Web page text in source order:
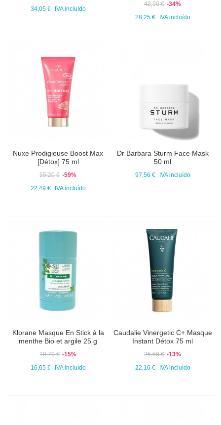
34,05 €
IVA incluído
42,90 € -34%
28,25 €
IVA incluído
Nuxe Prodigieuse Boost Max
[Détox] 75 ml
55,20 € -59%
22,49 €
IVA incluído
Dr Barbara Sturm Face Mask
50 ml
97,56 € IVA incluído
Klorane Masque En Stick à la
menthe Bio et argile 25 g
19,70 € -15%
16,65 €
IVA incluído
Caudalie Vinergetic C+ Masque
Instant Détox 75 ml
25,58 € -13%
22,16 €
IVA incluído